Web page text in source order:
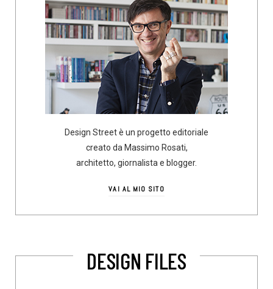
Design Street è un progetto editoriale
creato da Massimo Rosati,
architetto, giornalista e blogger.
VAI AL MIO SITO
DESIGN FILES